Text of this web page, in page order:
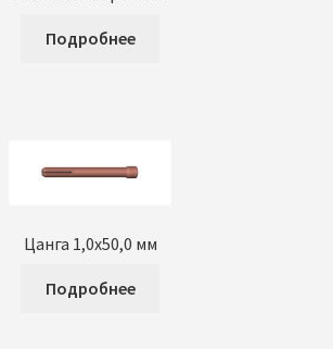
Подробнее
Цанга 1,0х50,0 мм
Подробнее